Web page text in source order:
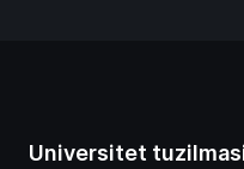
Universitet